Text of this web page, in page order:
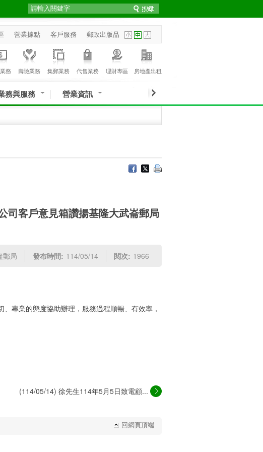
營業據點 客戶服務 郵政出版品
務 壽險業務 集郵業務 代售業務 理財專區 房地產出租
務與服務 營業資訊
司客戶意見箱讚揚基隆大武崙郵局
郵局 發布時間: 114/05/14 閱次: 1966
專業的態度協助辦理，服務過程順暢、有效率，
(114/05/14) 徐先生114年5月5日致電顧...
回網頁頂端